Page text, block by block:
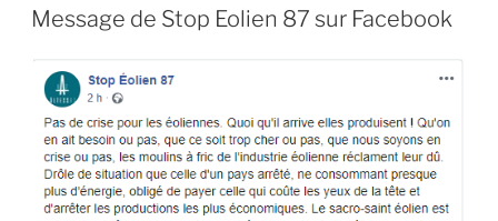
LE
Message de Stop Eolien 87 sur Facebook